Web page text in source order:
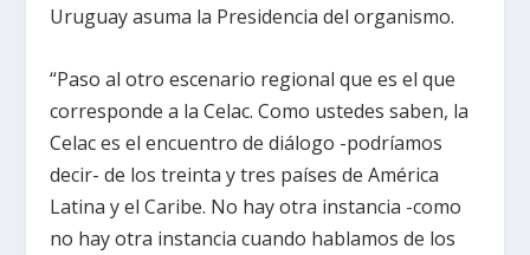
Uruguay asuma la Presidencia del organismo.
“Paso al otro escenario regional que es el que
corresponde a la Celac. Como ustedes saben, la
Celac es el encuentro de diálogo -podríamos
decir- de los treinta y tres países de América
Latina y el Caribe. No hay otra instancia -como
no hay otra instancia cuando hablamos de los